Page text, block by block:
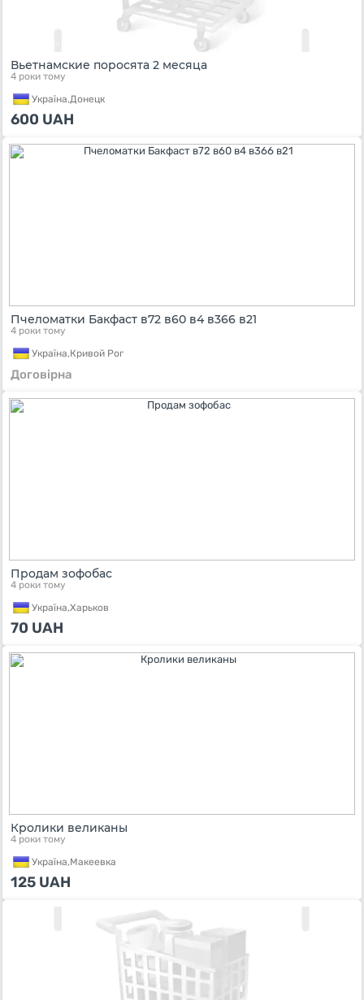
Вьетнамские поросята 2 месяца
4 роки тому
Україна,Донецк
600 UAH
Пчеломатки Бакфаст в72 в60 в4 в366 в21
4 роки тому
Україна,Кривой Рог
Договірна
Продам зофобас
4 роки тому
Україна,Харьков
70 UAH
Кролики великаны
4 роки тому
Україна,Макеевка
125 UAH